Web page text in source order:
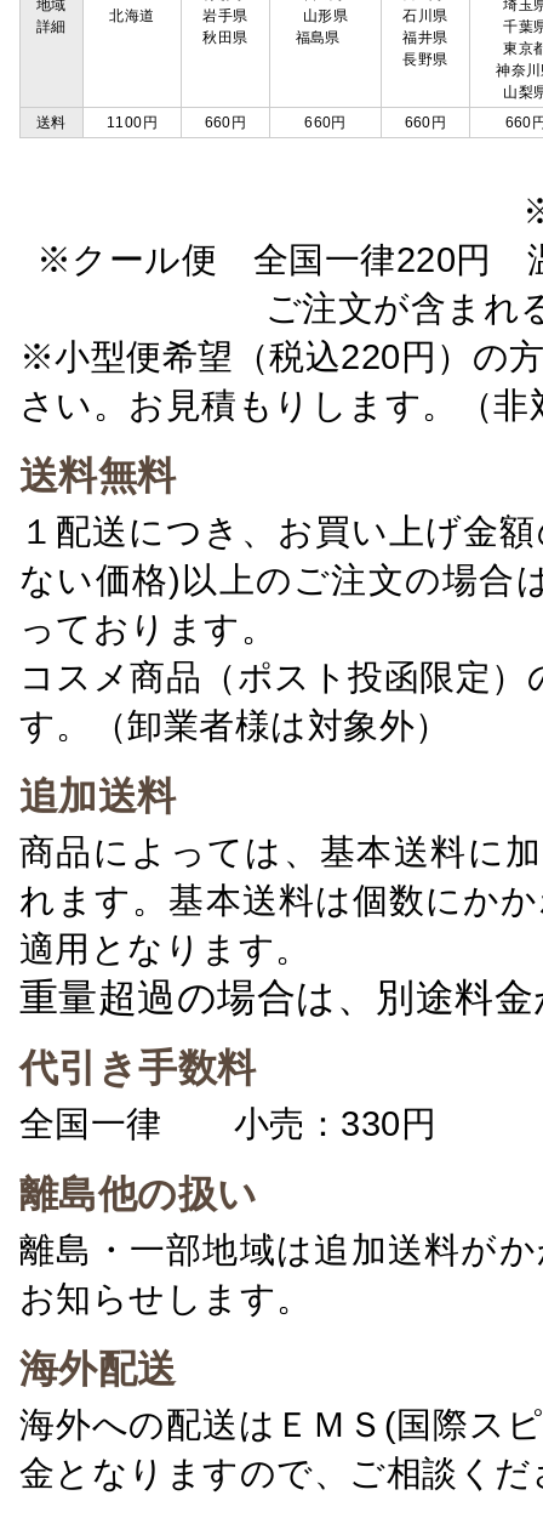
地域
詳細
北海道
岩手県
秋田県
山形県
福島県
石川県
福井県
長野県
埼玉
千葉
東京
神奈
山梨
送料
1100円 660円 660円 660円 660
※クール便 全国一律220円
ご注文が含ま
※小型便希望（税込220円）の
さい。お見積もりします。（非
送料無料
１配送につき、お買い上げ金
ない価格)以上のご注文の場合
っております。
コスメ商品（ポスト投函限定
す。（卸業者様は対象外）
追加送料
商品によっては、基本送料に
れます。基本送料は個数にか
適用となります。
重量超過の場合は、別途料
代引き手数料
全国一律 小売：330円 卸
離島他の扱い
離島・一部地域は追加送料が
お知らせします。
海外配送
海外への配送はＥＭＳ(国際ス
金となりますので、ご相談くだ